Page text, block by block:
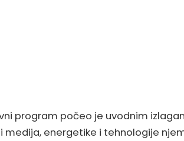
program počeo je uvodnim
medija, energetike i tehnologije